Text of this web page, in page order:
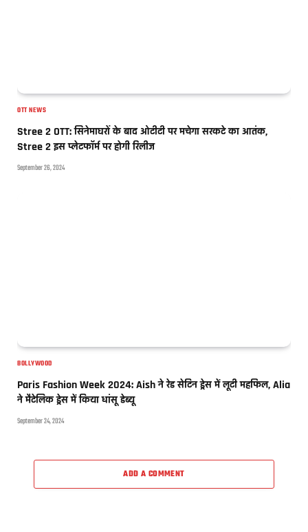
OTT NEWS
Stree 2 OTT: सिनेमाघरों के बाद ओटीटी पर मचेगा सरकटे का आतंक,
Stree 2 इस प्लेटफॉर्म पर होगी रिलीज
September 26, 2024
BOLLYWOOD
Paris Fashion Week 2024: Aish ने रेड सेटिन ड्रेस में लूटी महफिल, Alia
ने मैटेलिक ड्रेस में किया धांसू डेब्यू
September 24, 2024
ADD A COMMENT